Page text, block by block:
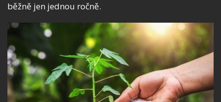
běžně jen jednou ročně.